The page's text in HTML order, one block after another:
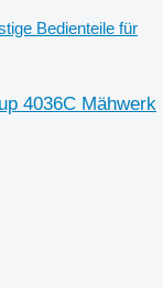
Bedienteile für
4036C Mähwerk